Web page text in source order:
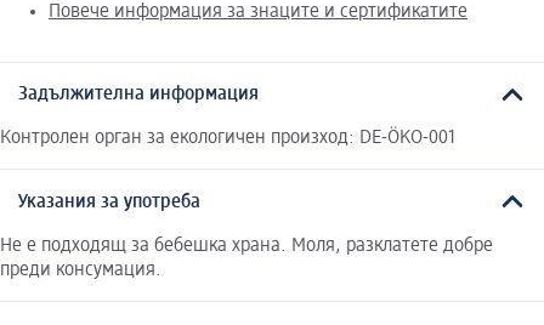
Повече информация за знаците и сертификатите
Задължителна информация
Контролен орган за екологичен произход: DE-ÖKO-001
Указания за употреба
Не е подходящ за бебешка храна. Моля, разклатете добре
преди консумация.